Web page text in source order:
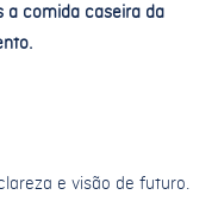
a comida caseira da
e visão de futuro.